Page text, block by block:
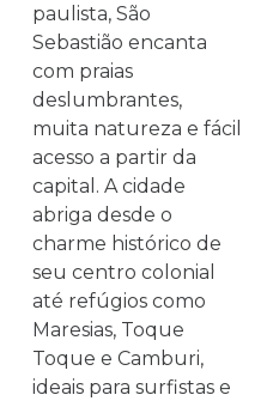
paulista, São
Sebastião encanta
com praias
deslumbrantes,
muita natureza e fácil
acesso a partir da
capital. A cidade
abriga desde o
charme histórico de
seu centro colonial
até refúgios como
Maresias, Toque
Toque e Camburi,
ideais para surfistas e